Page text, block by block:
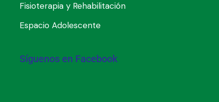
Fisioterapia y Rehabilitación
Espacio Adolescente
Síguenos en Facebook